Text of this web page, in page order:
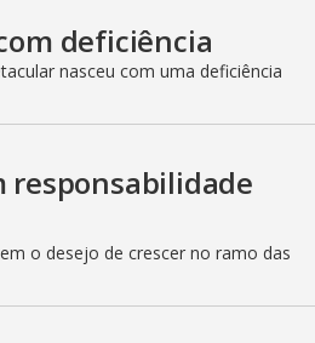
deficiência
nasceu com uma deficiência
responsabilidade
o desejo de crescer no ramo das